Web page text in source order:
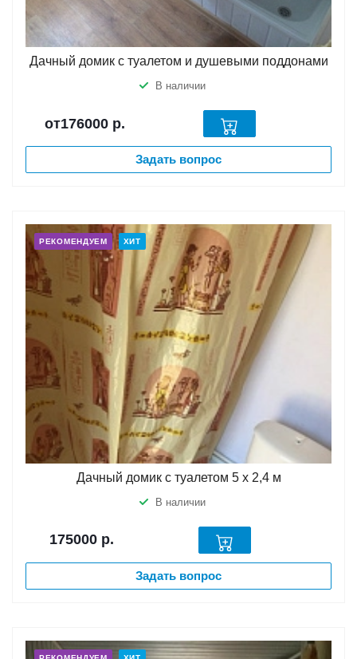
Дачный домик с туалетом и душевыми поддонами
В наличии
от176000 р.
Задать вопрос
РЕКОМЕНДУЕМ ХИТ
Дачный домик с туалетом 5 х 2,4 м
В наличии
175000 р.
Задать вопрос